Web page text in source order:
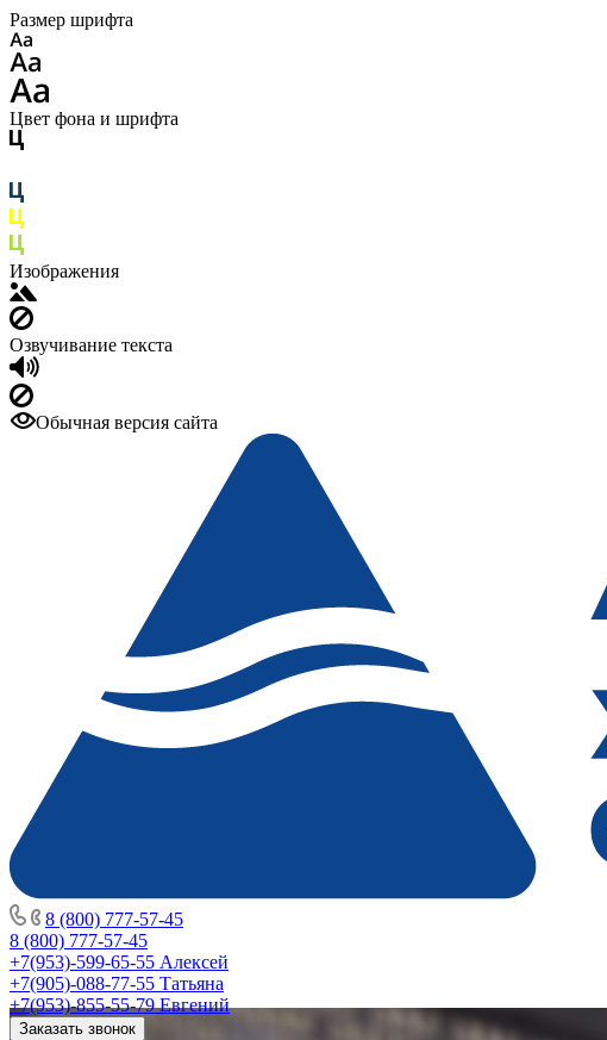
Размер шрифта
Цвет фона и шрифта
Изображения
Озвучивание текста
Обычная версия сайта
8 (800) 777-57-45
8 (800) 777-57-45
+7(953)-599-65-55 Алексей
+7(905)-088-77-55 Татьяна
+7(953)-855-55-79Евгений
Заказать звонок